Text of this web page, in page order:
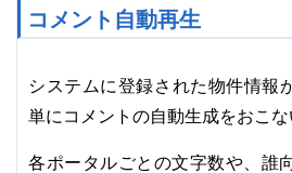
コメント自動再生
システムに登録された物件情報
単にコメントの自動生成をおこな
各ポータルごとの文字数や、誰